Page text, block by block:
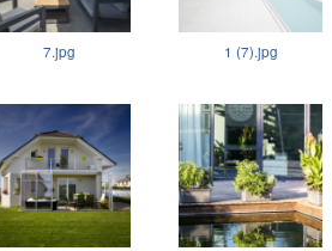
7.jpg 1 (7).jpg